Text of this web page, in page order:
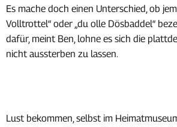
Es mache doch einen Unterschied, ob
Volltrottel“ oder „du olle Dösbaddel“
dafür, meint Ben, lohne es sich die
nicht aussterben zu lassen.
Lust bekommen, selbst im